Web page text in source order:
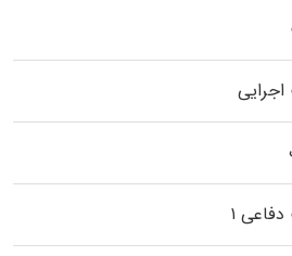
۱